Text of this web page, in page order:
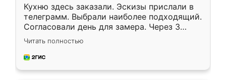
Кухню здесь заказали. Эскизы прислали в
телеграмм. Выбрали наиболее подходящий.
Согласовали день для замера. Через 3
недели кухня была уже готова. Остались
довольны работой. Спасибо Ренессанс
мебель за качественную работу!
Читать полностью